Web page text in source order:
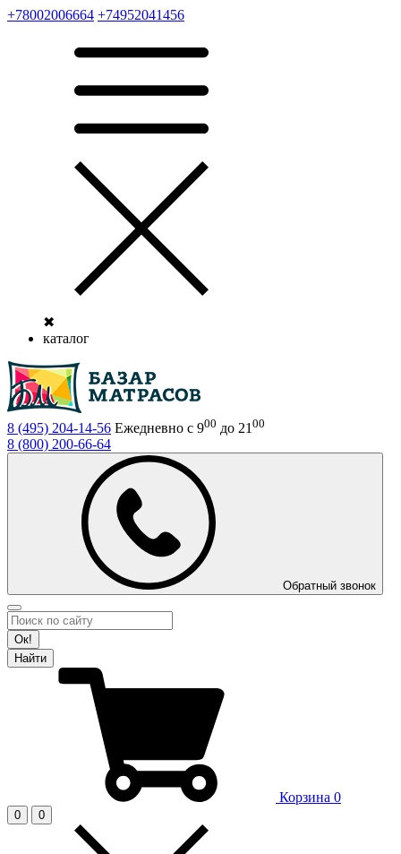
+78002006664 +74952041456
✖
каталог
8 (495) 204-14-56 Ежедневно с 900 до 21 00
8 (800) 200-66-64
Обратный звонок
Ок!
Найти
Корзина 0
0 0